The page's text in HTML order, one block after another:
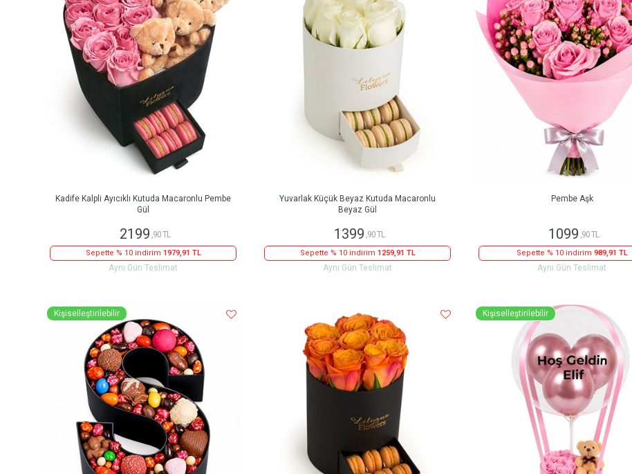
Kadife Kalpli Ayıcıklı Kutuda Macaronlu Pembe
Gül
2199 ,90 TL
Sepette % 10 indirim 1979,91 TL
Aynı Gün Teslimat
Yuvarlak Küçük Beyaz Kutuda Macaronlu
Beyaz Gül
1399 ,90 TL
Sepette % 10 indirim 1259,91 TL
Aynı Gün Teslimat
Pembe Aşk
1099 ,90 TL
Sepette % 10 indirim 989,91 TL
Aynı Gün Teslimat
Kişiselleştirilebilir Kişiselleştirilebilir